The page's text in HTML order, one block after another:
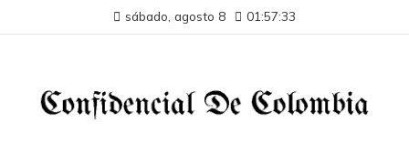
sábado, agosto 8 01:57:34